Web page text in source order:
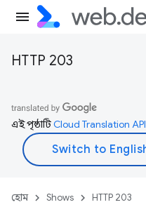
HTTP 203
এই পৃষ্ঠাটিCloud Translation API
হোম Shows HTTP 203